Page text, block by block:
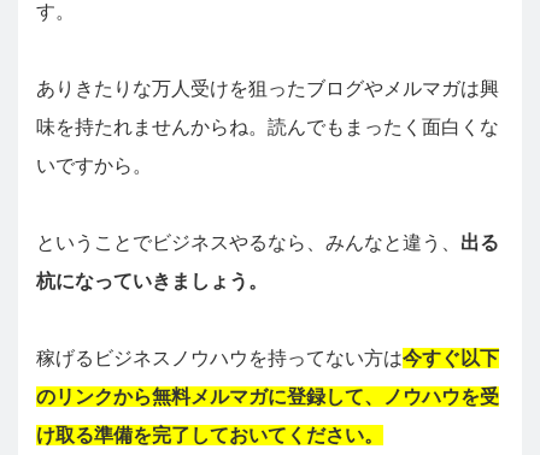
す。
ありきたりな万人受けを狙ったブログやメルマガは興
味を持たれませんからね。読んでもまったく面白くな
いですから。
ということでビジネスやるなら、みんなと違う、 出る
杭になっていきましょう。
稼げるビジネスノウハウを持ってない方は今すぐ以下
のリンクから無料メルマガに登録して、ノウハウを受
け取る準備を完了しておいてください。